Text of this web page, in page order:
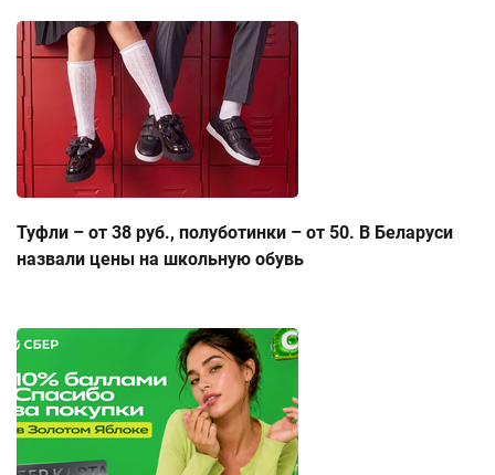
Туфли – от 38 руб., полуботинки – от 50. В Беларуси
назвали цены на школьную обувь